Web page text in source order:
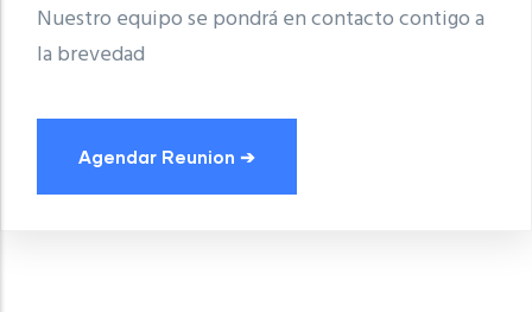
Nuestro equipo se pondrá en contacto contigo a
la brevedad